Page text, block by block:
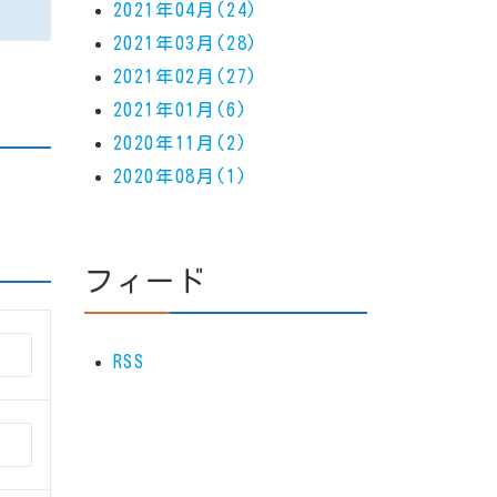
2021年04月(24)
2021年03月(28)
2021年02月(27)
2021年01月(6)
2020年11月(2)
2020年08月(1)
フィード
RSS